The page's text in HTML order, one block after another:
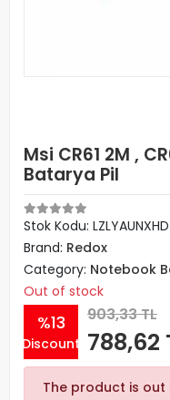
Msi CR61 2M ,
Batarya Pil
Stok Kodu: LZLYAUNXHD
Brand: Redox
Category: Notebook
Out of stock
%13
Discount
903,33 TL
788,62
The product is